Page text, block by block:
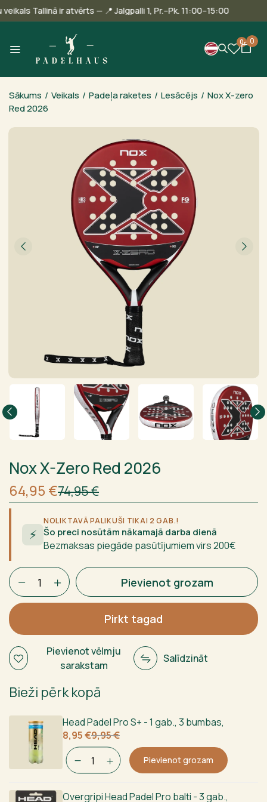
veikals Tallinā ir atvērts — 📍 Jalgpalli 1, Pr.–Pk. 11:00–15:00
0 0
Sākums / Veikals / Padeļa raketes / Lesācējs / Nox X-zero
Red 2026
Nox X-Zero Red 2026
74,95€
Sākotnējā
cena
bija:74,95 €.
64,95 €
Current
price
is:64,95 €.
⚡
NOLIKTAVĀ PALIKUŠI TIKAI 2 GAB.!
Šo preci nosūtām nākamajā darba dienā
Bezmaksas piegāde pasūtījumiem virs 200€
Nox
X-
zero
Red
2026
daudzums
Pievienot grozam
Pirkt tagad
Pievienot vēlmju
sarakstam
Salīdzināt
Bieži pērk kopā
Head Padel Pro S+ - 1 gab., 3 bumbas,
9,95€
Sākotnējā
cena
bija:
9,95 €.
8,95€
Current
price
is:
8,95 €.
Pievienot grozam
Overgripi Head Padel Pro balti - 3 gab.,